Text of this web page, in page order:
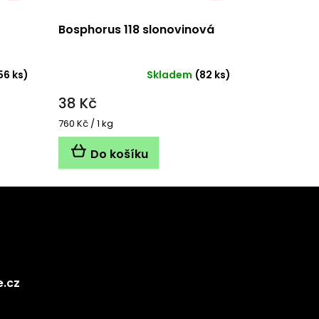
ks)
Bosphorus 118 slonovinová
Skladem (82 ks)
38 Kč
Měrná
cena:
760 Kč / 1 kg
Do košíku